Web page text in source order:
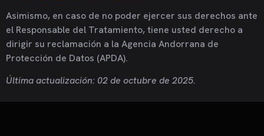
Asimismo, en caso de no poder ejercer sus derechos ante
el Responsable del Tratamiento, tiene usted derecho a
dirigir su reclamación a la Agencia Andorrana de
Protección de Datos (APDA).
Última actualización: 02 de octubre de 2025.